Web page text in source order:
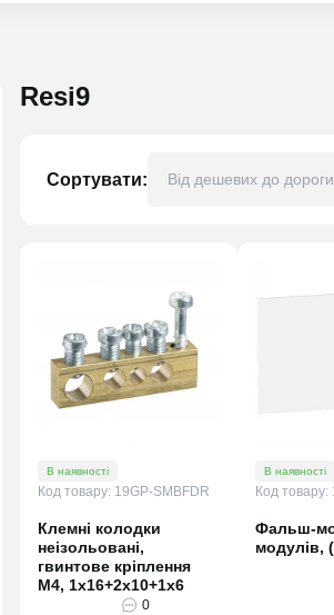
Resi9
Сортувати:
В наявності
Код товару: 19GP-SMBFDR
Клемні колодки
неізольовані,
гвинтове кріплення
М4, 1x16+2x10+1x6
0
В наявності
Код товару:
Фальш-
модулів,